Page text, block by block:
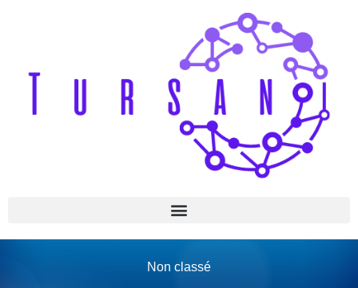
Non classé